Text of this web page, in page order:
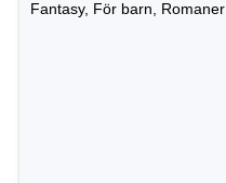
Fantasy, För barn, Romaner